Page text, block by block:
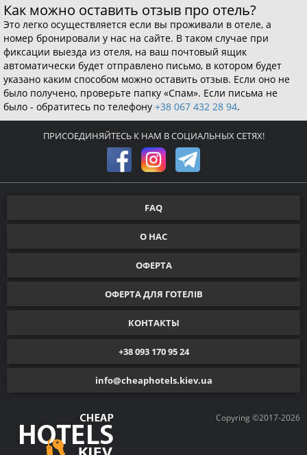
Как можно оставить отзыв про отель?
Это легко осуществляется если вы проживали в отеле, а
номер бронировали у нас на сайте. В таком случае при
фиксации выезда из отеля, на ваш почтовый ящик
автоматически будет отправлено письмо, в котором будет
указано каким способом можно оставить отзыв. Если оно не
было получено, проверьте папку «Спам». Если письма не
было - обратитесь по телефону +38 067 432 28 94.
ПРИСОЕДИНЯЙТЕСЬ К НАМ В СОЦИАЛЬНЫХ СЕТЯХ!
Copyring ©2017-2026
FAQ
О НАС
ОФЕРТА
ОФЕРТА ДЛЯ ГОТЕЛІВ
КОНТАКТЫ
+38 093 170 95 24
info@cheaphotels.kiev.ua